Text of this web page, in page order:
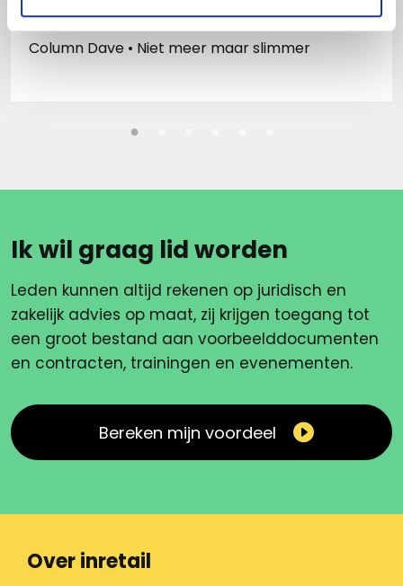
23 februari 2023
Column Dave • Niet meer maar slimmer
Ik wil graag lid worden
Leden kunnen altijd rekenen op juridisch en
zakelijk advies op maat, zij krijgen toegang tot
een groot bestand aan voorbeelddocumenten
en contracten, trainingen en evenementen.
Bereken mijn voordeel
Over inretail